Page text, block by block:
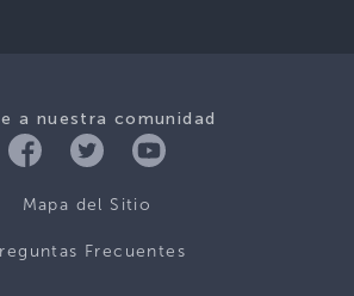
a nuestra comunidad
Mapa del Sitio
Frecuentes